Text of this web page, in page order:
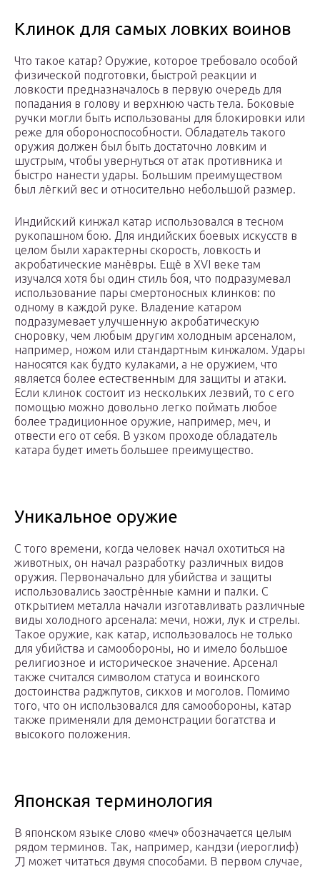
Клинок для самых ловких воинов
Что такое катар? Оружие, которое требовало особой
физической подготовки, быстрой реакции и
ловкости предназначалось в первую очередь для
попадания в голову и верхнюю часть тела. Боковые
ручки могли быть использованы для блокировки или
реже для обороноспособности. Обладатель такого
оружия должен был быть достаточно ловким и
шустрым, чтобы увернуться от атак противника и
быстро нанести удары. Большим преимуществом
был лёгкий вес и относительно небольшой размер.
Индийский кинжал катар использовался в тесном
рукопашном бою. Для индийских боевых искусств в
целом были характерны скорость, ловкость и
акробатические манёвры. Ещё в XVI веке там
изучался хотя бы один стиль боя, что подразумевал
использование пары смертоносных клинков: по
одному в каждой руке. Владение катаром
подразумевает улучшенную акробатическую
сноровку, чем любым другим холодным арсеналом,
например, ножом или стандартным кинжалом. Удары
наносятся как будто кулаками, а не оружием, что
является более естественным для защиты и атаки.
Если клинок состоит из нескольких лезвий, то с его
помощью можно довольно легко поймать любое
более традиционное оружие, например, меч, и
отвести его от себя. В узком проходе обладатель
катара будет иметь большее преимущество.
Уникальное оружие
С того времени, когда человек начал охотиться на
животных, он начал разработку различных видов
оружия. Первоначально для убийства и защиты
использовались заострённые камни и палки. С
открытием металла начали изготавливать различные
виды холодного арсенала: мечи, ножи, лук и стрелы.
Такое оружие, как катар, использовалось не только
для убийства и самообороны, но и имело большое
религиозное и историческое значение. Арсенал
также считался символом статуса и воинского
достоинства раджпутов, сикхов и моголов. Помимо
того, что он использовался для самообороны, катар
также применяли для демонстрации богатства и
высокого положения.
Японская терминология
В японском языке слово «меч» обозначается целым
рядом терминов. Так, например, кандзи (иероглиф)
刀 может читаться двумя способами. В первом случае,